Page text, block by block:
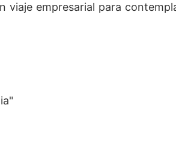
viaje empresarial para